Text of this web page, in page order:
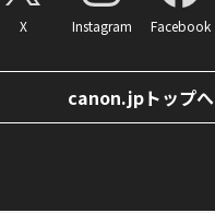
X Instagram Facebook
canon.jpトップへ